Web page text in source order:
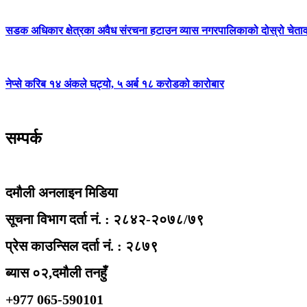
सडक अधिकार क्षेत्रका अवैध संरचना हटाउन व्यास नगरपालिकाको दोस्रो
नेप्से करिब १४ अंकले घट्यो, ५ अर्ब १८ करोडको कारोबार
सम्पर्क
दमौली अनलाइन मिडिया
सूचना विभाग दर्ता नं. : २८४२-२०७८/७९
प्रेस काउन्सिल दर्ता नं. : २८७९
ब्यास ०२,दमौली तनहुँ
+977 065-590101